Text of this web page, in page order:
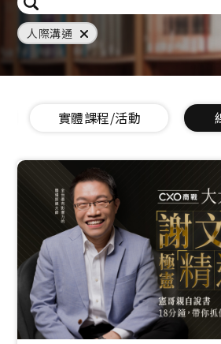
人際溝通
線上影音課程